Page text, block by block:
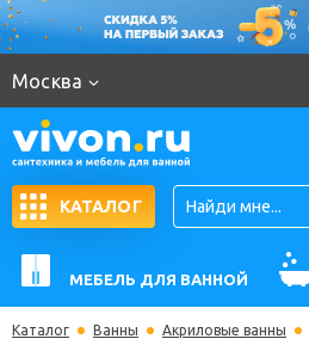
Москва
КАТАЛОГ
МЕБЕЛЬ ДЛЯ ВАННОЙ
Каталог Ванны Акриловые ванны